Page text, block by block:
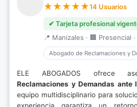
14 Usuarios
✔ Tarjeta profesional
📍 Manizales · 🏢 Presencial
Abogado de Reclamaciones y
ELE ABOGADOS ofrece
Reclamaciones y Demandas ante
equipo multidisciplinario para